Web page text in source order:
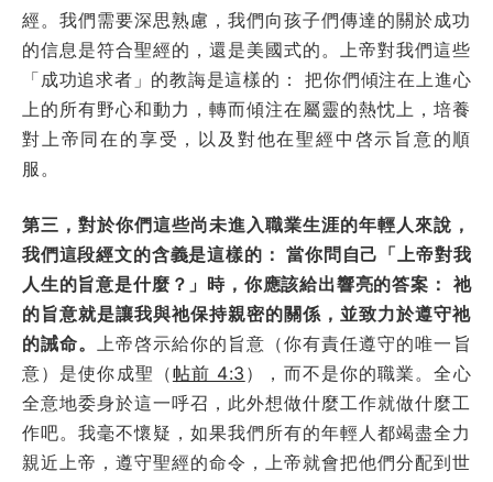
經。我們需要深思熟慮，我們向孩子們傳達的關於成功
的信息是符合聖經的，還是美國式的。上帝對我們這些
「成功追求者」的教誨是這樣的： 把你們傾注在上進心
上的所有野心和動力，轉而傾注在屬靈的熱忱上，培養
對上帝同在的享受，以及對他在聖經中啓示旨意的順
服。
第三，對於你們這些尚未進入職業生涯的年輕人來說，
我們這段經文的含義是這樣的： 當你問自己「上帝對我
人生的旨意是什麼？」時，你應該給出響亮的答案： 祂
的旨意就是讓我與祂保持親密的關係，並致力於遵守祂
的誡命。
上帝啓示給你的旨意（你有責任遵守的唯一旨
意）是使你成聖（帖前 4:3 ），而不是你的職業。全心
全意地委身於這一呼召，此外想做什麼工作就做什麼工
作吧。我毫不懷疑，如果我們所有的年輕人都竭盡全力
親近上帝，遵守聖經的命令，上帝就會把他們分配到世